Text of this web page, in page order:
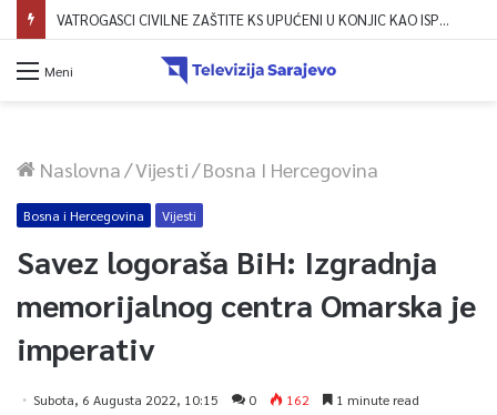
VATROGASCI CIVILNE ZAŠTITE KS UPUĆENI U KONJIC KAO ISPOMOĆ U GAŠENJU POŽARA
Meni
Naslovna/Vijesti/Bosna I Hercegovina
Bosna i Hercegovina Vijesti
Savez logoraša BiH: Izgradnja
memorijalnog centra Omarska je
imperativ
Subota, 6 Augusta 2022, 10:15 0 162 1 minute read